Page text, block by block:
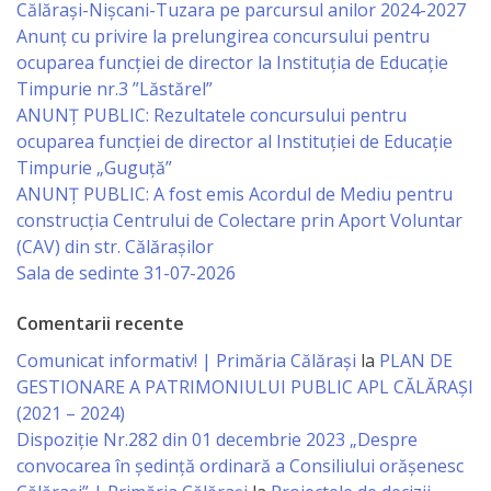
Serviciul
Juridic
Serviciul
în
Reglementarea
Regimului
Serviciul
Relaţii
cu
Publicul
Călărași-Nișcani-Tuzara pe parcursul anilor 2024-2027
Anunț cu privire la prelungirea concursului pentru
ocuparea funcţiei de director la Instituția de Educație
Timpurie nr.3 ”Lăstărel”
ANUNȚ PUBLIC: Rezultatele concursului pentru
ocuparea funcției de director al Instituției de Educație
Timpurie „Guguță”
ANUNȚ PUBLIC: A fost emis Acordul de Mediu pentru
construcția Centrului de Colectare prin Aport Voluntar
(CAV) din str. Călărașilor
Sala de sedinte 31-07-2026
Comentarii recente
Comunicat informativ! | Primăria Călărași la PLAN DE
GESTIONARE A PATRIMONIULUI PUBLIC APL CĂLĂRAȘI
(2021 – 2024)
Dispoziție Nr.282 din 01 decembrie 2023 „Despre
convocarea în ședință ordinară a Consiliului orășenesc